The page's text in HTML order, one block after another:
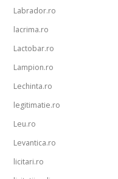
Labrador.ro
lacrima.ro
Lactobar.ro
Lampion.ro
Lechinta.ro
legitimatie.ro
Leu.ro
Levantica.ro
licitari.ro